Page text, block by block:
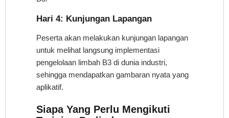
Hari 4: Kunjungan Lapangan
Peserta akan melakukan kunjungan lapangan
untuk melihat langsung implementasi
pengelolaan limbah B3 di dunia industri,
sehingga mendapatkan gambaran nyata yang
aplikatif.
Siapa Yang Perlu Mengikuti